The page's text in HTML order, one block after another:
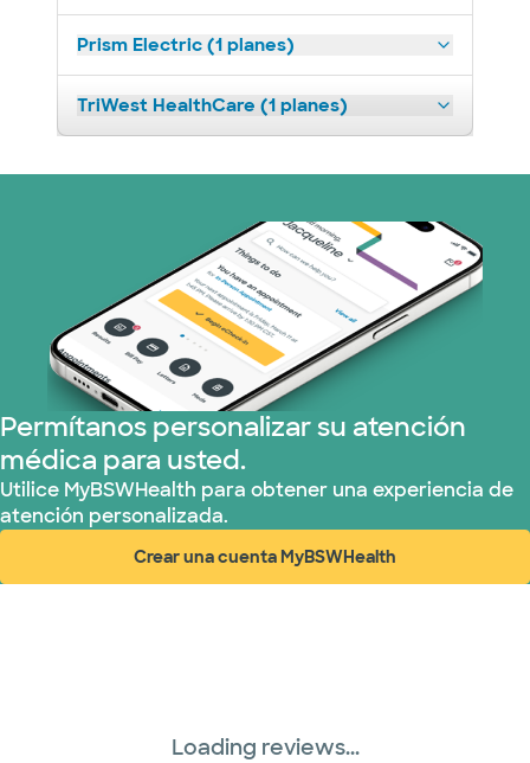
Prism Electric (1 planes)
TriWest HealthCare (1 planes)
Permítanos personalizar su atención
médica para usted.
Utilice MyBSWHealth para obtener una experiencia de
atención personalizada.
Crear una cuenta MyBSWHealth
(abre en ventana nueva)
Loading reviews...